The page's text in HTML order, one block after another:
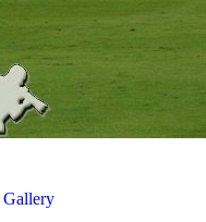
Gallery